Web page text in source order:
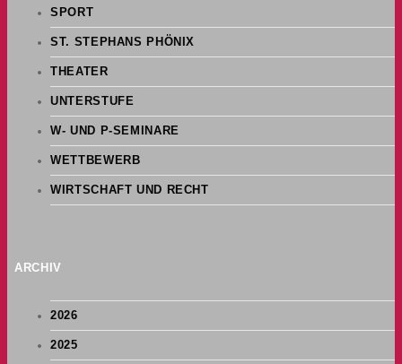
SPORT
ST. STEPHANS PHÖNIX
THEATER
UNTERSTUFE
W- UND P-SEMINARE
WETTBEWERB
WIRTSCHAFT UND RECHT
ARCHIV
2026
2025